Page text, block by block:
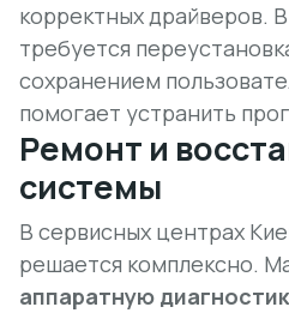
корректных драйверов.
требуется
сохранением
помогает устранить
Ремонт и
системы
В сервисных центрах
решается комплексно.
аппаратную